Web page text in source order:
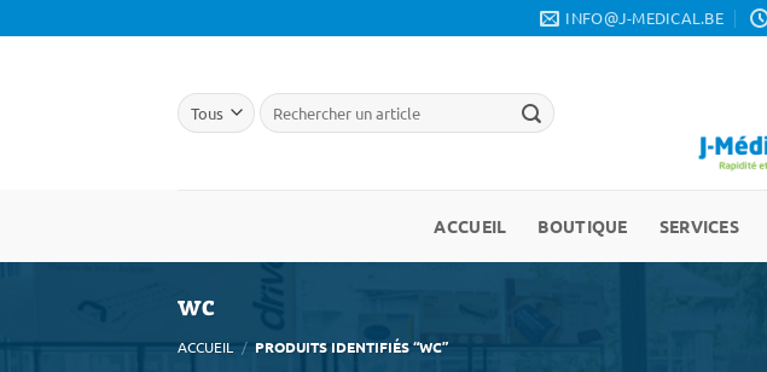
au
INFO@J-MEDICAL.BE
ACCUEIL BOUTIQUE SERVICES
wc
ACCUEIL / PRODUITS IDENTIFIÉS “WC”